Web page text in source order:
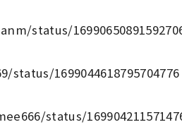
status/
1699044618795704776
status/